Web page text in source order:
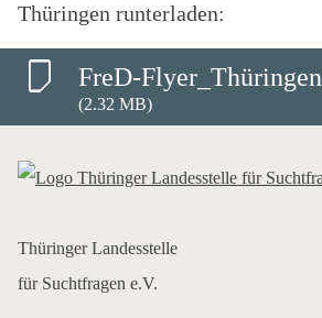
Thüringen runterladen:
FreD-Flyer_Thüringen
(2.32 MB)
Thüringer Landesstelle
für Suchtfragen e.V.